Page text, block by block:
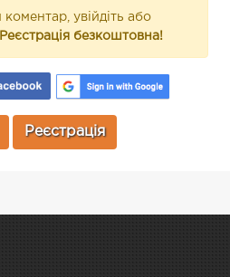
увійдіть або
Реєстрація безкоштовна!
Реєстрація